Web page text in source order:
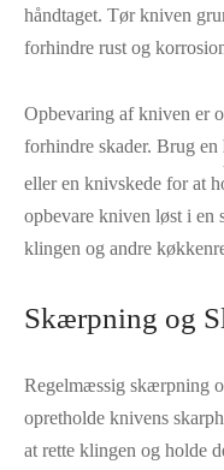
håndtaget. Tør kniven
forhindre rust og
Opbevaring af kniven er
forhindre skader. Brug en
eller en knivskede for at
opbevare kniven løst i en
klingen og andre
Skærpning og
Regelmæssig skærpning
opretholde knivens
at rette klingen og holde